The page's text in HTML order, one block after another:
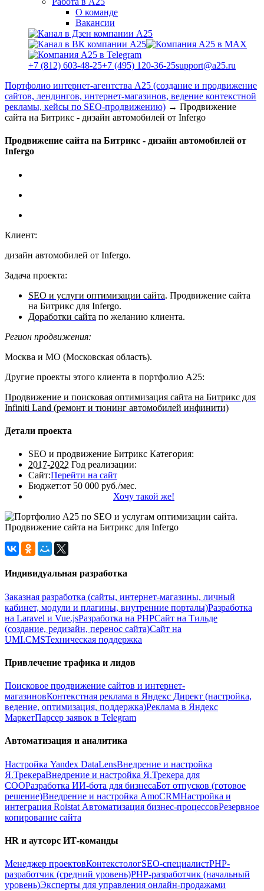
О команде
Вакансии
+7 (812) 603-48-25+7 (495) 120-36-25support@a25.ru
Портфолио интернет-агентства А25 (создание и продвижение
сайтов, лендингов, интернет-магазинов, ведение контекстной
рекламы, кейсы по SEO-продвижению) → Продвижение
сайта на Битрикс - дизайн автомобилей от Infergo
Продвижение сайта на Битрикс - дизайн автомобилей от
Infergo
Клиент:
дизайн автомобилей от Infergo.
Задача проекта:
SEO и услуги оптимизации сайта. Продвижение сайта
на Битрикс для Infergo.
Доработки сайта по желанию клиента.
Регион продвижения:
Москва и МО (Московская область).
Другие проекты этого клиента в портфолио А25:
Продвижение и поисковая оптимизация сайта на Битрикс для
Infiniti Land (ремонт и тюнинг автомобилей инфинити)
Детали проекта
SEO и продвижение Битрикс Категория:
2017-2022 Год реализации:
Сайт:Перейти на сайт
Бюджет:от 50 000 руб./мес.
Хочу такой же!
Индивидуальная разработка
Заказная разработка (сайты, интернет-магазины, личный
кабинет, модули и плагины, внутренние порталы)Разработка
на Laravel и Vue.jsРазработка на PHPСайт на Тильде
(создание, редизайн, перенос сайта)Сайт на
UMI.CMSТехническая поддержка
Привлечение трафика и лидов
Поисковое продвижение сайтов и интернет-
магазиновКонтекстная реклама в Яндекс Директ (настройка,
ведение, оптимизация, поддержка)Реклама в Яндекс
МаркетПарсер заявок в Telegram
Автоматизация и аналитика
Настройка Yandex DataLensВнедрение и настройка
Я.ТрекераВнедрение и настройка Я.Трекера для
СООРазработка ИИ-бота для бизнесаБот отпусков (готовое
решение)Внедрение и настройка AmoCRMНастройка и
интеграция Roistat Автоматизация бизнес-процессовРезервное
копирование сайта
HR и аутсорс ИТ-команды
Менеджер проектовКонтекстологSEO-специалистPHP-
разработчик (средний уровень)PHP-разработчик (начальный
уровень)Эксперты для управления онлайн-продажами